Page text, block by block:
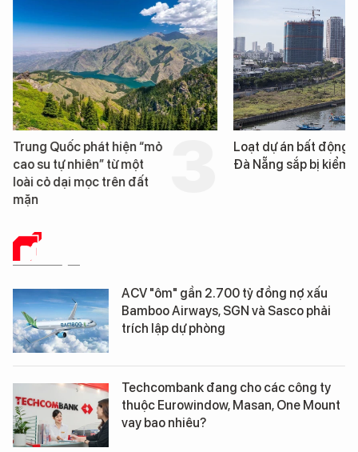
Trung Quốc phát hiện “mỏ
cao su tự nhiên” từ một
loài cỏ dại mọc trên đất
mặn
Loạt dự án bất động
Đà Nẵng sắp bị kiểm
DỮ LIỆU
ACV "ôm" gần 2.700 tỷ đồng nợ xấu
Bamboo Airways, SGN và Sasco phải
trích lập dự phòng
Techcombank đang cho các công ty
thuộc Eurowindow, Masan, One Mount
vay bao nhiêu?